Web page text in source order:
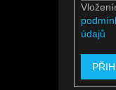
údajů